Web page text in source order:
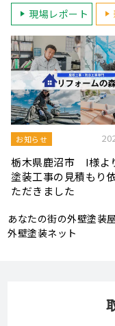
現場レポート
モルタル外壁の特徴
状、メンテナンス方法
あなたの街の外壁塗装
外壁塗装ネット